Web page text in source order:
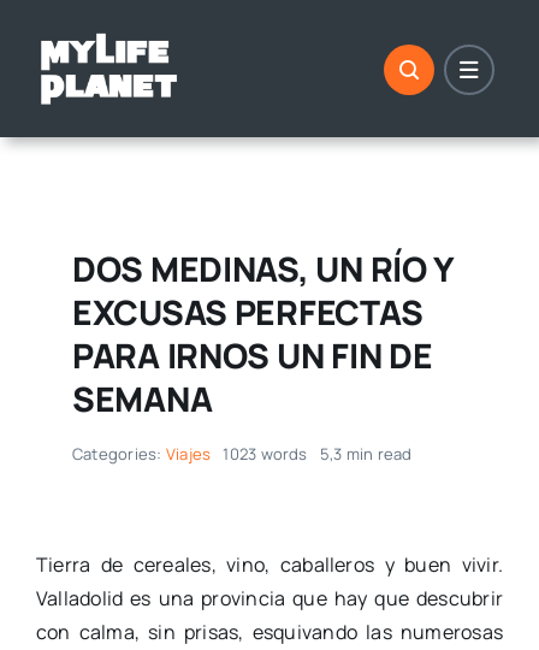
contenido
DOS MEDINAS, UN RÍO Y
EXCUSAS PERFECTAS
PARA IRNOS UN FIN DE
SEMANA
Categories: Viajes 1023 words 5,3 min read
Tierra de cereales, vino, caballeros y buen vivir.
Valladolid es una provincia que hay que descubrir
con calma, sin prisas, esquivando las numerosas